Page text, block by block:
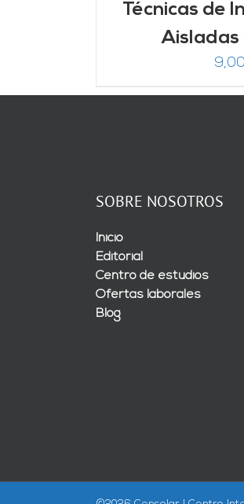
Técnicas de
Aisladas
SOBRE NOSOTROS
Inicio
Editorial
Centro de estudios
Ofertas laborales
Blog